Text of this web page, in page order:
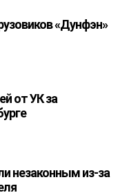
«Дунфэн»
от УК за
незаконным из-за